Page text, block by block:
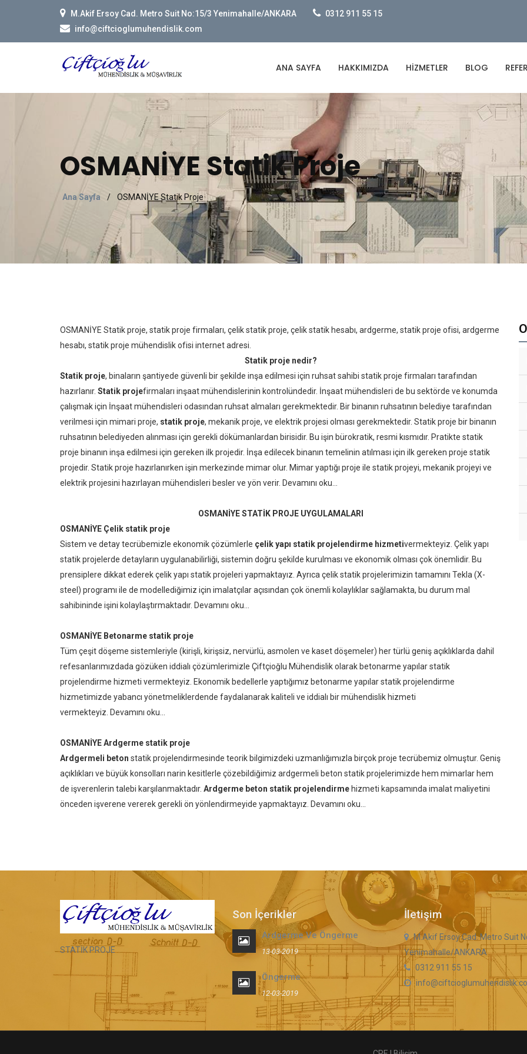
M.Akif Ersoy Cad. Metro Suit No:15/3 Yenimahalle/ANKARA
0312 911 55 15
info@ciftcioglumuhendislik.com
ANA SAYFA HAKKIMIZDA HIZMETLER BLOG
OSMANİYE Statik Proje
Ana Sayfa / OSMANİYE Statik Proje
OSMANİYE Statik proje, statik proje firmaları, çelik statik proje, çelik statik hesabı, ardgerme, statik proje ofisi, ardgerme
hesabı, statik proje mühendislik ofisi internet adresi.
Statik proje nedir?
Statik proje, binaların şantiyede güvenli bir şekilde inşa edilmesi için ruhsat sahibi statik proje firmaları tarafından
hazırlanır. Statik projefirmaları inşaat mühendislerinin kontrolündedir. İnşaat mühendisleri de bu sektörde ve konumda
çalışmak için İnşaat mühendisleri odasından ruhsat almaları gerekmektedir. Bir binanın ruhsatının belediye tarafından
verilmesi için mimari proje, statik proje, mekanik proje, ve elektrik projesi olması gerekmektedir. Statik proje bir binanın
ruhsatının belediyeden alınması için gerekli dökümanlardan birisidir. Bu işin bürokratik, resmi kısmıdır. Pratikte statik
proje binanın inşa edilmesi için gereken ilk projedir. İnşa edilecek binanın temelinin atılması için ilk gereken proje statik
projedir. Statik proje hazırlanırken işin merkezinde mimar olur. Mimar yaptığı proje ile statik projeyi, mekanik projeyi ve
elektrik projesini hazırlayan mühendisleri besler ve yön verir. Devamını oku...
OSMANİYE STATİK PROJE UYGULAMALARI
OSMANİYE Çelik statik proje
Sistem ve detay tecrübemizle ekonomik çözümlerle çelik yapı statik projelendirme hizmetivermekteyiz. Çelik yapı
statik projelerde detayların uygulanabilirliği, sistemin doğru şekilde kurulması ve ekonomik olması çok önemlidir. Bu
prensiplere dikkat ederek çelik yapı statik projeleri yapmaktayız. Ayrıca çelik statik projelerimizin tamamını Tekla (X-
steel) programı ile de modellediğimiz için imalatçılar açısından çok önemli kolaylıklar sağlamakta, bu durum mal
sahibininde işini kolaylaştırmaktadır. Devamını oku...
OSMANİYE Betonarme statik proje
Tüm çeşit döşeme sistemleriyle (kirişli, kirişsiz, nervürlü, asmolen ve kaset döşemeler) her türlü geniş açıklıklarda dahil
refesanlarımızdada gözüken iddialı çözümlerimizle Çiftçioğlu Mühendislik olarak betonarme yapılar statik
projelendirme hizmeti vermekteyiz. Ekonomik bedellerle yaptığımız betonarme yapılar statik projelendirme
hizmetimizde yabancı yönetmeliklerdende faydalanarak kaliteli ve iddialı bir mühendislik hizmeti
vermekteyiz. Devamını oku...
OSMANİYE Ardgerme statik proje
Ardgermeli beton statik projelendirmesinde teorik bilgimizdeki uzmanlığımızla birçok proje tecrübemiz olmuştur. Geniş
açıklıkları ve büyük konsolları narin kesitlerle çözebildiğimiz ardgermeli beton statik projelerimizde hem mimarlar hem
de işverenlerin talebi karşılanmaktadır. Ardgerme beton statik projelendirme hizmeti kapsamında imalat maliyetini
önceden işverene vererek gerekli ön yönlendirmeyide yapmaktayız. Devamını oku...
STATİK PROJE
Son İçerikler
Ardgerme Ve Öngerme
13-03-2019
Öngerme
12-03-2019
İletişim
M.Akif Ersoy Cad. Metro Suit
Yenimahalle/ANKARA
0312 911 55 15